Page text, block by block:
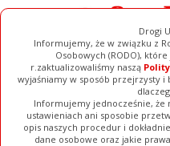
Drogi
Informujemy, że w związku z
Osobowych (RODO),
r.zaktualizowaliśmy naszą
wyjaśniamy w sposób przejrzysty
Informujemy jednocześnie, że
ustawieniach ani sposobie
opis naszych procedur i
dane osobowe oraz jakie
Ogłoszenia Filmy